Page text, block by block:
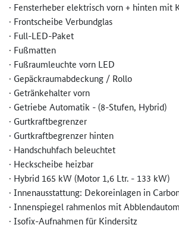
· Fensterheber elektrisch vorn + hinten mit
· Frontscheibe Verbundglas
· Full-LED-Paket
· Fußmatten
· Fußraumleuchte vorn LED
· Gepäckraumabdeckung / Rollo
· Getränkehalter vorn
· Getriebe Automatik - (8-Stufen, Hybrid)
· Gurtkraftbegrenzer
· Gurtkraftbegrenzer hinten
· Handschuhfach beleuchtet
· Heckscheibe heizbar
· Hybrid 165 kW (Motor 1,6 Ltr. - 133 kW)
· Innenausstattung: Dekoreinlagen in
· Innenspiegel rahmenlos mit
· Isofix-Aufnahmen für Kindersitz